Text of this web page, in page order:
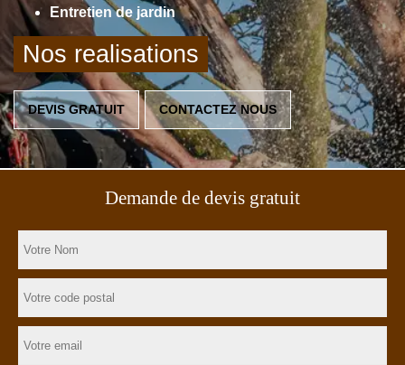
Entretien de jardin
Nos realisations
DEVIS GRATUIT CONTACTEZ NOUS
Demande de devis gratuit